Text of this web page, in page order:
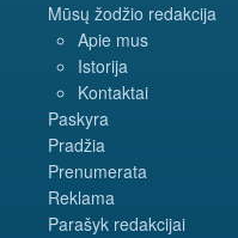
Mūsų žodžio redakcija
Apie mus
Istorija
Kontaktai
Paskyra
Pradžia
Prenumerata
Reklama
Parašyk redakcijai